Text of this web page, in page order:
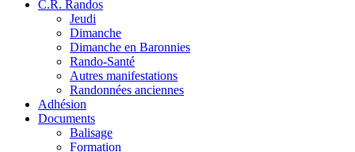
C.R. Randos
Jeudi
Dimanche
Dimanche en Baronnies
Rando-Santé
Autres manifestations
Randonnées anciennes
Adhésion
Documents
Balisage
Formation